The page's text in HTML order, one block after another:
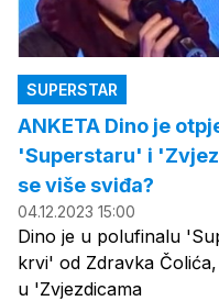
SUPERSTAR
ANKETA Dino je
'Superstaru' i
se više sviđa?
04.12.2023 15:00
Dino je u polufinalu
krvi' od Zdravka
u 'Zvjezdicama